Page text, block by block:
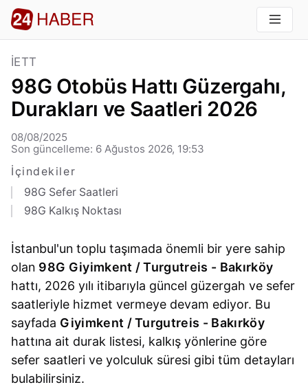
İETT
98G Otobüs Hattı Güzergahı,
Durakları ve Saatleri 2026
08/08/2025
Son güncelleme: 6 Ağustos 2026, 19:53
İçindekiler
98G Sefer Saatleri
98G Kalkış Noktası
İstanbul'un toplu taşımada önemli bir yere sahip
olan 98G Giyimkent / Turgutreis - Bakırköy
hattı, 2026 yılı itibarıyla güncel güzergah ve sefer
saatleriyle hizmet vermeye devam ediyor. Bu
sayfada Giyimkent / Turgutreis - Bakırköy
hattına ait durak listesi, kalkış yönlerine göre
sefer saatleri ve yolculuk süresi gibi tüm detayları
bulabilirsiniz.